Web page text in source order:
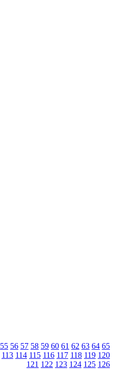
55 56 57 58 59 60 61 62 63 64 65
113 114 115 116 117 118 119 120
121 122 123 124 125 126